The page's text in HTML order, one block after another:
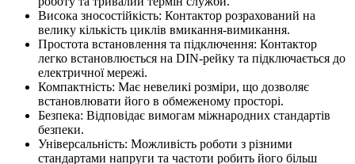
Висока зносостійкість: Контактор розрахований на
велику кількість циклів вмикання-вимикання.
Простота встановлення та підключення: Контактор
легко встановлюється на DIN-рейку та підключається до
електричної мережі.
Компактність: Має невеликі розміри, що дозволяє
встановлювати його в обмеженому просторі.
Безпека: Відповідає вимогам міжнародних стандартів
безпеки.
Універсальність: Можливість роботи з різними
стандартами напруги та частоти робить його більш